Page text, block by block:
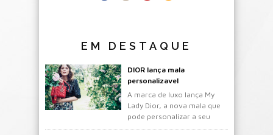
EM DESTAQUE
DIOR lança mala
personalizavel
A marca de luxo lança My
Lady Dior, a nova mala que
pode personalizar a seu
gosto.